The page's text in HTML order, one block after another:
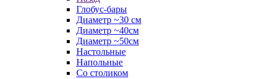
Глобус-бары
Диаметр ~30 см
Диаметр ~40см
Диаметр ~50см
Настольные
Напольные
Со столиком